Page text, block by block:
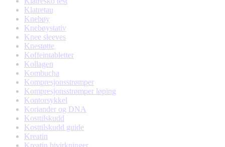
Klatretau
Knebøy
Knebøystativ
Knee sleeves
Knestøtte
Koffeintabletter
Kollagen
Kombucha
Kompresjonsstrømper
Kompresjonsstrømper løping
Kontorsykkel
Koriander og DNA
Kosttilskudd
Kosttilskudd guide
Kreatin
Kreatin bivirkninger